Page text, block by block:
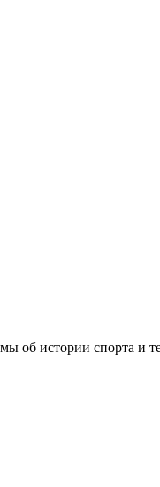
об истории спорта и